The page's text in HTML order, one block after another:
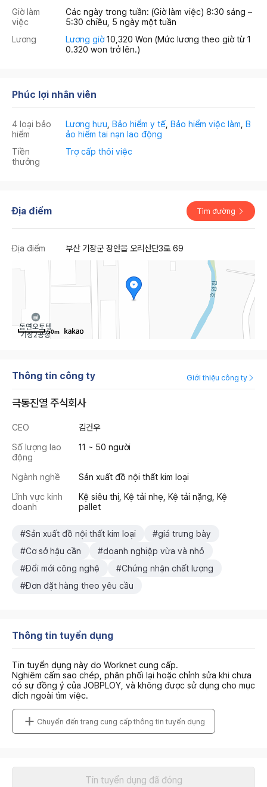
Giờ làm
việc
Các ngày trong tuần: (Giờ làm việc) 8:30 sáng –
5:30 chiều, 5 ngày một tuần
Lương
Lương giờ 10,320 Won (Mức lương theo giờ từ 1
0.320 won trở lên.)
Phúc lợi nhân viên
4 loại bảo
hiểm
Lương hưu Bảo hiểm y tế Bảo hiểm việc làm B
ảo hiểm tai nạn lao động
Tiền
thưởng
Trợ cấp thôi việc
Địa điểm Tìm đường
Địa điểm 부산 기장군 장안읍 오리산단3로 69
50m
Thông tin công ty Giới thiệu công ty
극동진열 주식회사
CEO
김건우
Số lượng lao
động
11 ~ 50 người
Ngành nghề
Sản xuất đồ nội thất kim loại
Lĩnh vực kinh
doanh
Kệ siêu thị, Kệ tải nhẹ, Kệ tải nặng, Kệ
pallet
#Sản xuất đồ nội thất kim loại
#giá trưng bày
#Cơ sở hậu cần
#doanh nghiệp vừa và nhỏ
#Đổi mới công nghệ
#Chứng nhận chất lượng
#Đơn đặt hàng theo yêu cầu
Thông tin tuyển dụng
Tin tuyển dụng này do Worknet cung cấp.
Nghiêm cấm sao chép, phân phối lại hoặc chỉnh sửa khi chưa
có sự đồng ý của JOBPLOY, và không được sử dụng cho mục
đích ngoài tìm việc.
Chuyển đến trang cung cấp thông tin tuyển dụng
Tin tuyển dụng đã đóng